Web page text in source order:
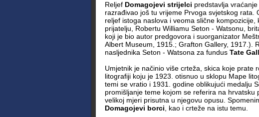
Reljef Domagojevi strijelci predstavlja
razrađivao još tu vrijeme Prvoga svjetskog
reljef istoga naslova i veoma slične
prijatelju, Robertu Williamu Seton - Watsonu,
koji je bio autor predgovora i suorganizator
Albert Museum, 1915.; Grafton Gallery, 1917.).
nasljednika Seton - Watsona za fundus Tate
Umjetnik je načinio više crteža, skica koje prate
litografiji koju je 1923. otisnuo u sklopu Mape
temi se vratio i 1931. godine oblikujući medalju
promišljanje teme kojom se referira na hrvatsku
velikoj mjeri prisutna u njegovu opusu.
Domagojevi borci , kao i crteže na istu temu.